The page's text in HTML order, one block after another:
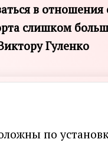
в отношения
слишком
Гуленко
по